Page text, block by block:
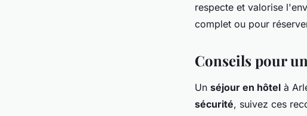
respecte et valorise
complet ou pour
Conseils pour
Un séjour en hôtel à
sécurité, suivez ces